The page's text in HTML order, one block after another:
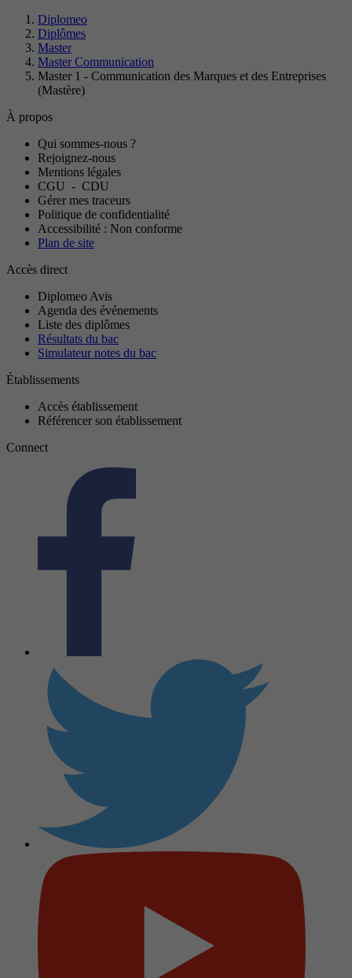
Diplomeo
Diplômes
Master
Master Communication
Master 1 - Communication des Marques et des Entreprises
(Mastère)
À propos
Qui sommes-nous ?
Rejoignez-nous
Mentions légales
CGU - CDU
Gérer mes traceurs
Politique de confidentialité
Accessibilité : Non conforme
Plan de site
Accès direct
Diplomeo Avis
Agenda des événements
Liste des diplômes
Résultats du bac
Simulateur notes du bac
Établissements
Accès établissement
Référencer son établissement
Connect